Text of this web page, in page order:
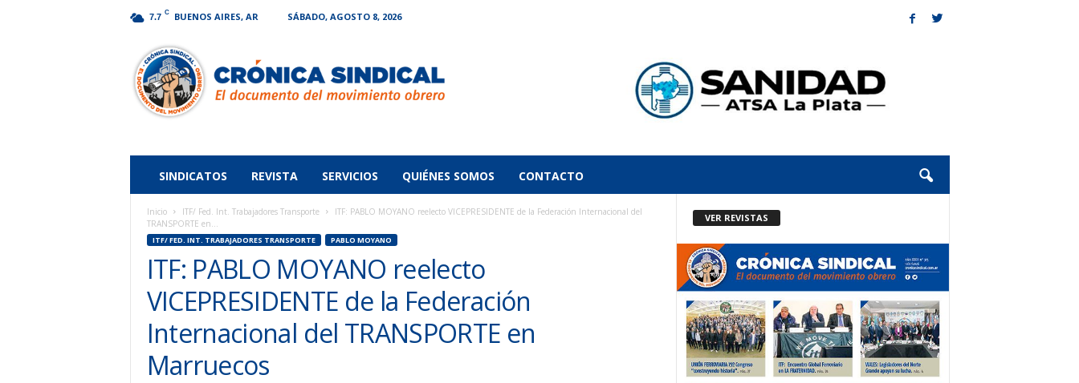
7.7 C BUENOS AIRES, AR SÁBADO, AGOSTO 8, 2026
Sindical
SINDICATOS REVISTA SERVICIOS QUIÉNES SOMOS CONTACTO
Inicio ITF/ Fed. Int. Trabajadores Transporte
ITF: PABLO MOYANO reelecto VICEPRESIDENTE de la Federación Internacional del
TRANSPORTE en...
ITF/ FED. INT. TRABAJADORES TRANSPORTE PABLO MOYANO
ITF: PABLO MOYANO reelecto
VICEPRESIDENTE de la Federación
Internacional del TRANSPORTE en
Marruecos
VER REVISTAS